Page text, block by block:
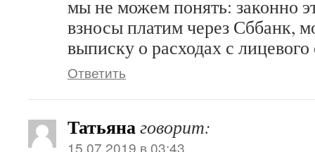
мы не можем понять: законно
взносы платим через Сббанк,
выписку о расходах с
Ответить
Татьянаговорит:
15.07.2019 в 03:43